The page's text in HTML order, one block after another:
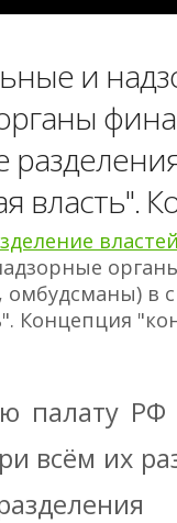
и
власть".
в
Концепция
палату
всём их